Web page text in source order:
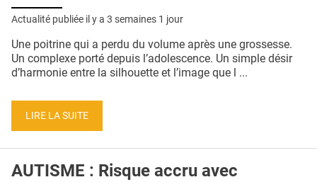
PUBLICITÉ
CONDITIONS GÉNÉRALES
Actualité publiée il y a 3 semaines 1 jour
Une poitrine qui a perdu du volume après une grossesse.
Un complexe porté depuis l’adolescence. Un simple désir
d’harmonie entre la silhouette et l’image que l ...
LIRE LA SUITE
AUTISME : Risque accru avec